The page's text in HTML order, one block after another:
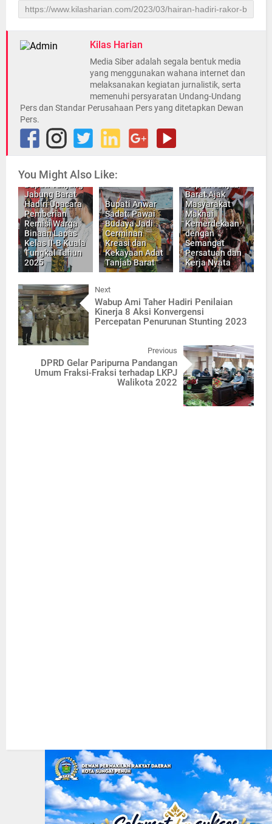
Kilas Harian
Media Siber adalah segala bentuk media
yang menggunakan wahana internet dan
melaksanakan kegiatan jurnalistik, serta
memenuhi persyaratan Undang-Undang
Pers dan Standar Perusahaan Pers yang ditetapkan Dewan
Pers.
You Might Also Like:
Jabung Barat
Hadiri Upacara
Pemberian
Remisi Warga
Binaan Lapas
Kelas II-B Kuala
Tungkal Tahun
2025
Bupati Anwar
Sadat: Pawai
Budaya Jadi
Cerminan
Kreasi dan
Kekayaan Adat
Tanjab Barat
Barat Ajak
Masyarakat
Maknai
Kemerdekaan
dengan
Semangat
Persatuan dan
Kerja Nyata
Next
Wabup Ami Taher Hadiri Penilaian
Kinerja 8 Aksi Konvergensi
Percepatan Penurunan Stunting 2023
Previous
DPRD Gelar Paripurna Pandangan
Umum Fraksi-Fraksi terhadap LKPJ
Walikota 2022